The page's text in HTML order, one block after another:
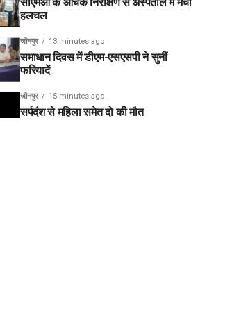
हलचल
जौनपुर 13 minutes ago
समाधान दिवस में डीएम-एसएसपी ने सुनीं
फरियादें
जौनपुर 15 minutes ago
सर्पदंश से महिला समेत दो की मौत